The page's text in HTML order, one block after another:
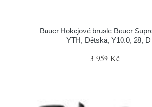
Bauer Hokejové brusle Bauer
YTH, Dětská, Y10.0, 28, D
3 959 Kč